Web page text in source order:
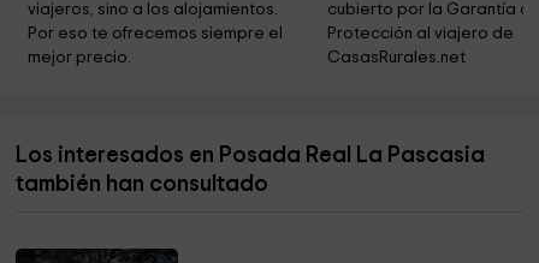
Casa Del Lago Sanabria Park
Iglesia de Santo Tomás Apóstol 5,0 km
Laguna De Los Peces 6,2 km
viajeros, sino a los alojamientos.
Por eso te ofrecemos siempre el
mejor precio.
cubierto por la Garantía
Protección al viajero de
CasasRurales.net
Los interesados en Posada Real La Pascasia
también han consultado